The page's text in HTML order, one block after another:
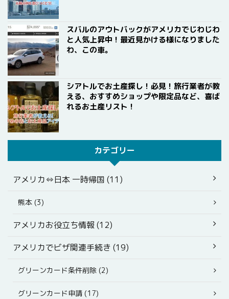
スバルのアウトバックがアメリカでじわじわ
と人気上昇中！最近見かける様になりました
わ、この車。
シアトルでお土産探し！必見！旅行業者が教
える、おすすめショップや限定品など、喜ば
れるお土産リスト！
カテゴリー
アメリカ⇔日本 一時帰国 (11)
熊本 (3)
アメリカお役立ち情報 (12)
アメリカでビザ関連手続き (19)
グリーンカード条件削除 (2)
グリーンカード申請 (17)